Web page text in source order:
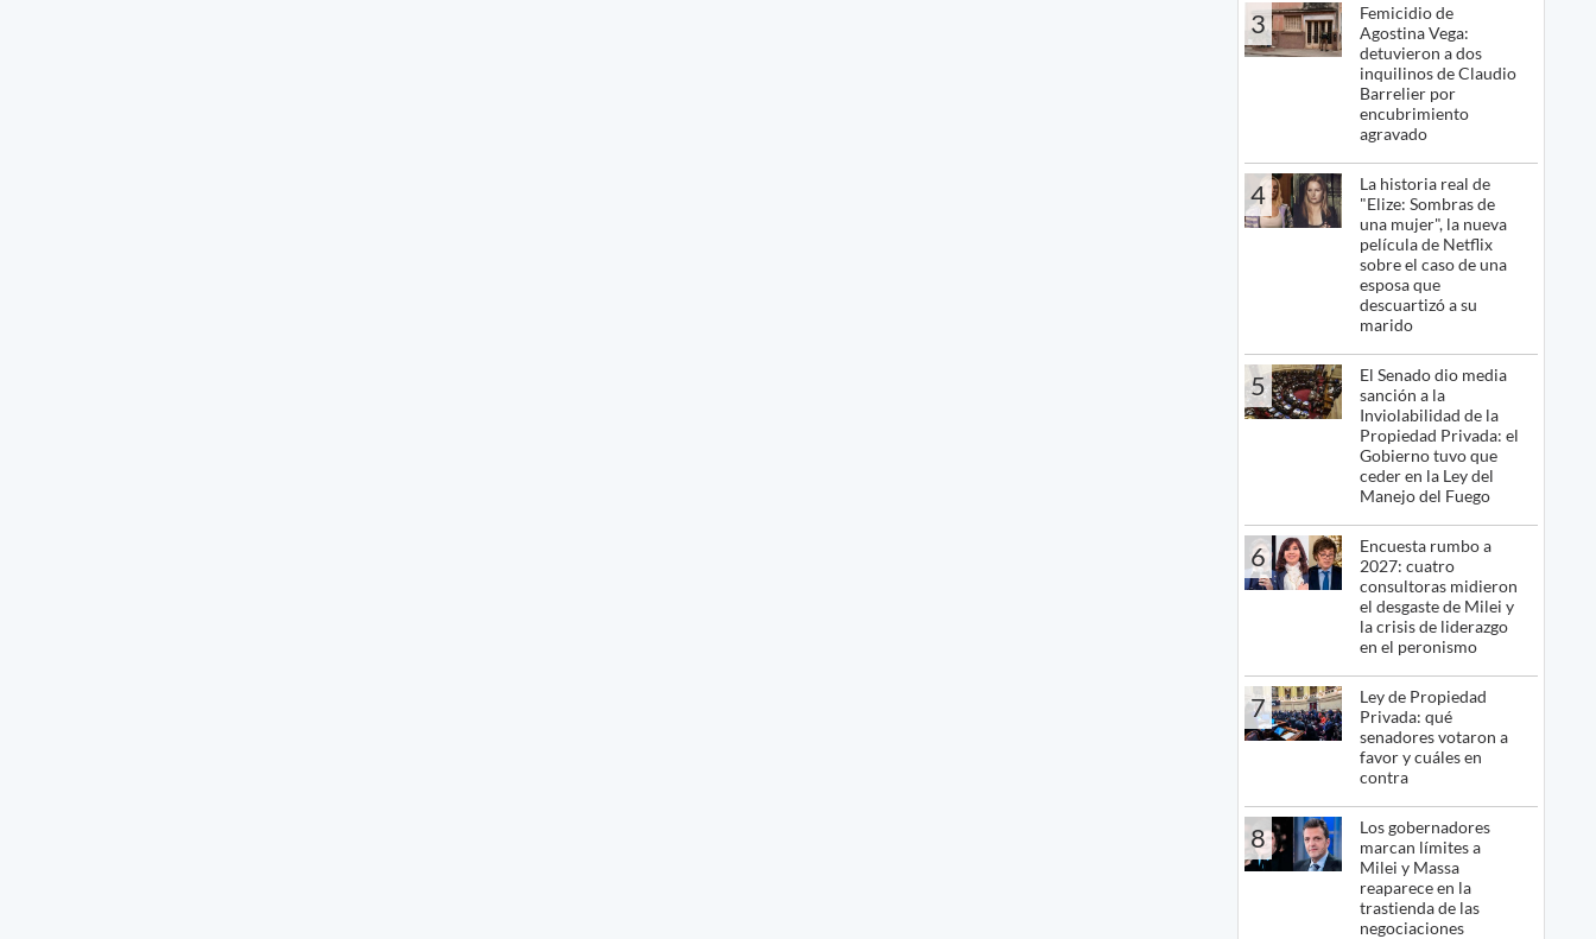
3
Femicidio de
Agostina Vega:
detuvieron a dos
inquilinos de Claudio
Barrelier por
encubrimiento
agravado
4
La historia real de
"Elize: Sombras de
una mujer", la nueva
película de Netflix
sobre el caso de una
esposa que
descuartizó a su
marido
5
El Senado dio media
sanción a la
Inviolabilidad de la
Propiedad Privada: el
Gobierno tuvo que
ceder en la Ley del
Manejo del Fuego
6
Encuesta rumbo a
2027: cuatro
consultoras midieron
el desgaste de Milei y
la crisis de liderazgo
en el peronismo
7
Ley de Propiedad
Privada: qué
senadores votaron a
favor y cuáles en
contra
8
Los gobernadores
marcan límites a
Milei y Massa
reaparece en la
trastienda de las
negociaciones